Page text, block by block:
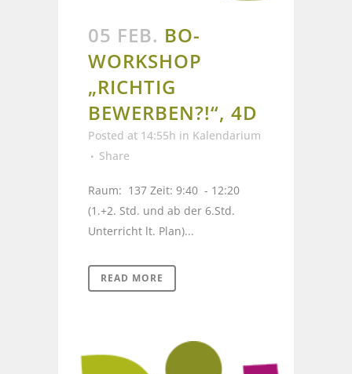
05 FEB. BO-
WORKSHOP
„RICHTIG
BEWERBEN?!“, 4D
Posted at 14:55h in Kalendarium
Share
Raum: 137 Zeit: 9:40 - 12:20
(1.+2. Std. und ab der 6.Std.
Unterricht lt. Plan)...
READ MORE